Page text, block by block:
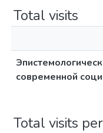
Total visits
современной
Total visits